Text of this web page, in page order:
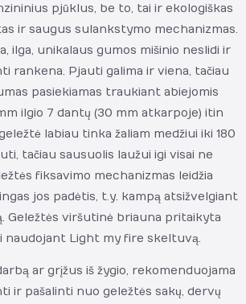
pjūklus, be to, tai ir ekologiškas
ir saugus sulankstymo mechanizmas.
ilga, unikalaus gumos mišinio neslidi ir
rankena. Pjauti galima ir viena, tačiau
pasiekiamas traukiant abiejomis
ilgio 7 dantų (30 mm atkarpoje) itin
labiau tinka žaliam medžiui iki 180
tačiau sausuolis laužui igi visai ne
fiksavimo mechanizmas leidžia
jos padėtis, t.y. kampą atsižvelgiant
Geležtės viršutinė briauna pritaikyta
naudojant Light my fire skeltuvą.
ar grįžus iš žygio, rekomenduojama
ir pašalinti nuo geležtės sakų, dervų